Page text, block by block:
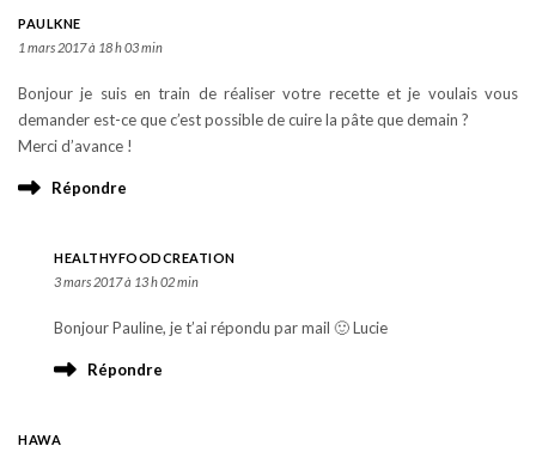
PAULKNE
1 mars 2017 à 18 h 03 min
Bonjour je suis en train de réaliser votre recette et je voulais vous
demander est-ce que c’est possible de cuire la pâte que demain ?
Merci d’avance !
Répondre
HEALTHYFOODCREATION
3 mars 2017 à 13 h 02 min
Bonjour Pauline, je t’ai répondu par mail 🙂 Lucie
Répondre
HAWA